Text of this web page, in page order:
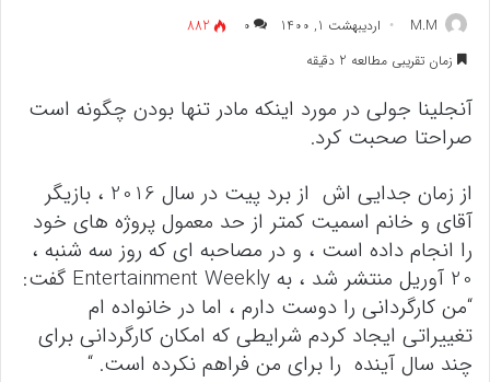
M.M اردیبهشت 1, 1400 ۰
882
زمان تقریبی مطالعه 2 دقیقه
آنجلینا جولی در مورد اینکه مادر تنها بودن چگونه است
صراحتا صحبت کرد.
از زمان جدایی اش از برد پیت در سال 2016 ، بازیگر
آقای و خانم اسمیت کمتر از حد معمول پروژه های خود
را انجام داده است ، و در مصاحبه ای که روز سه شنبه ،
20 آوریل منتشر شد ، به Entertainment Weekly گفت:
“من کارگردانی را دوست دارم ، اما در خانواده ام
تغییراتی ایجاد کردم شرایطی که امکان کارگردانی برای
چند سال آینده را برای من فراهم نکرده است. “